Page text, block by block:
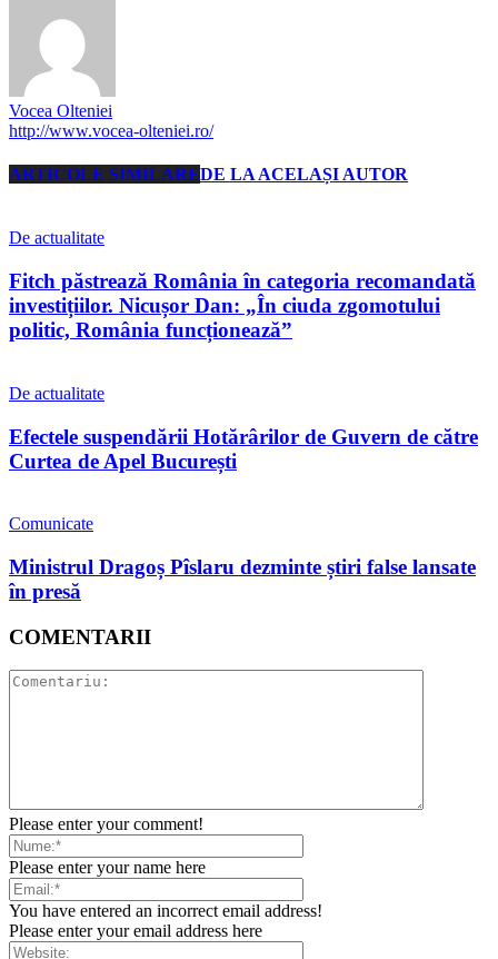
Vocea Olteniei
http://www.vocea-olteniei.ro/
ARTICOLE SIMILAREDE LA ACELAȘI AUTOR
De actualitate
Fitch păstrează România în categoria recomandată
investițiilor. Nicușor Dan: „În ciuda zgomotului
politic, România funcționează”
De actualitate
Efectele suspendării Hotărârilor de Guvern de către
Curtea de Apel București
Comunicate
Ministrul Dragoș Pîslaru dezminte știri false lansate
în presă
COMENTARII
Please enter your comment!
Please enter your name here
You have entered an incorrect email address!
Please enter your email address here